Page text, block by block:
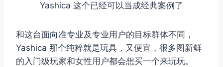
Yashica 这个已经可以当成经典案例了
和这台面向准专业及专业用户的目标群体不同，
Yashica 那个纯粹就是玩具，又便宜，很多图新鲜
的入门级玩家和女性用户都会想买一个来玩玩。